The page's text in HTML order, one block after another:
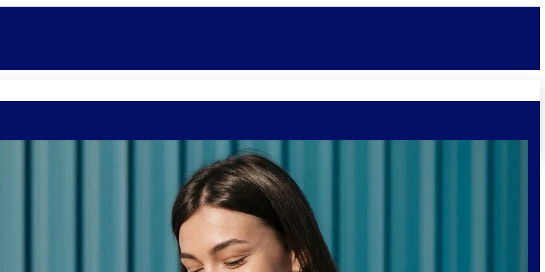
Equipe